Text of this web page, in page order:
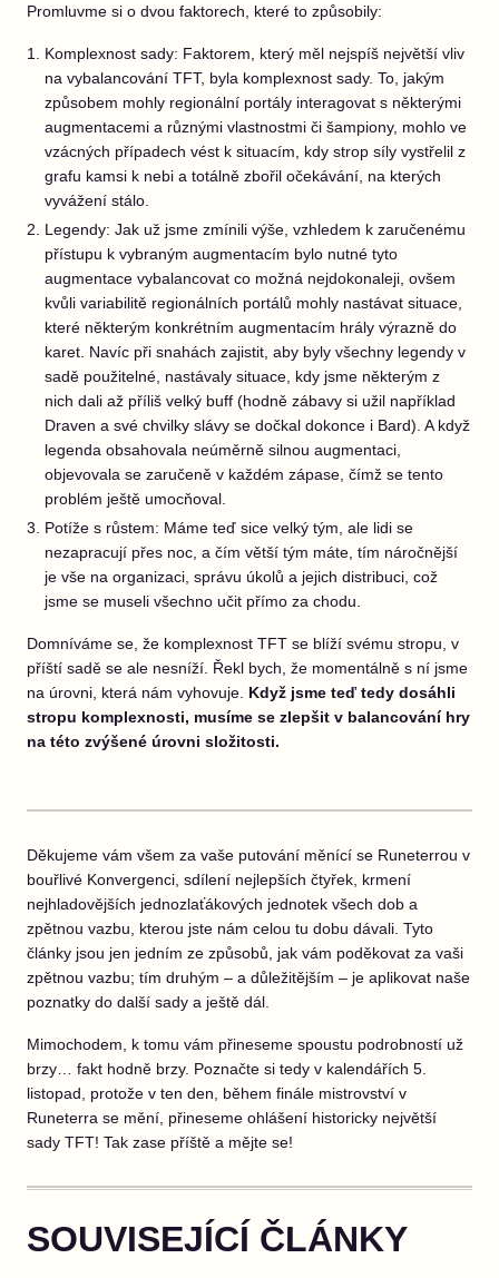
Promluvme si o dvou faktorech, které to způsobily:
Komplexnost sady: Faktorem, který měl nejspíš největší vliv
na vybalancování TFT, byla komplexnost sady. To, jakým
způsobem mohly regionální portály interagovat s některými
augmentacemi a různými vlastnostmi či šampiony, mohlo ve
vzácných případech vést k situacím, kdy strop síly vystřelil z
grafu kamsi k nebi a totálně zbořil očekávání, na kterých
vyvážení stálo.
Legendy: Jak už jsme zmínili výše, vzhledem k zaručenému
přístupu k vybraným augmentacím bylo nutné tyto
augmentace vybalancovat co možná nejdokonaleji, ovšem
kvůli variabilitě regionálních portálů mohly nastávat situace,
které některým konkrétním augmentacím hrály výrazně do
karet. Navíc při snahách zajistit, aby byly všechny legendy v
sadě použitelné, nastávaly situace, kdy jsme některým z
nich dali až příliš velký buff (hodně zábavy si užil například
Draven a své chvilky slávy se dočkal dokonce i Bard). A když
legenda obsahovala neúměrně silnou augmentaci,
objevovala se zaručeně v každém zápase, čímž se tento
problém ještě umocňoval.
Potíže s růstem: Máme teď sice velký tým, ale lidi se
nezapracují přes noc, a čím větší tým máte, tím náročnější
je vše na organizaci, správu úkolů a jejich distribuci, což
jsme se museli všechno učit přímo za chodu.
Domníváme se, že komplexnost TFT se blíží svému stropu, v
příští sadě se ale nesníží. Řekl bych, že momentálně s ní jsme
na úrovni, která nám vyhovuje. Když jsme teď tedy dosáhli
stropu komplexnosti, musíme se zlepšit v balancování hry
na této zvýšené úrovni složitosti.
Děkujeme vám všem za vaše putování měnící se Runeterrou v
bouřlivé Konvergenci, sdílení nejlepších čtyřek, krmení
nejhladovějších jednozlaťákových jednotek všech dob a
zpětnou vazbu, kterou jste nám celou tu dobu dávali. Tyto
články jsou jen jedním ze způsobů, jak vám poděkovat za vaši
zpětnou vazbu; tím druhým – a důležitějším – je aplikovat naše
poznatky do další sady a ještě dál.
Mimochodem, k tomu vám přineseme spoustu podrobností už
brzy… fakt hodně brzy. Poznačte si tedy v kalendářích 5.
listopad, protože v ten den, během finále mistrovství v
Runeterra se mění, přineseme ohlášení historicky největší
sady TFT! Tak zase příště a mějte se!
SOUVISEJÍCÍ ČLÁNKY